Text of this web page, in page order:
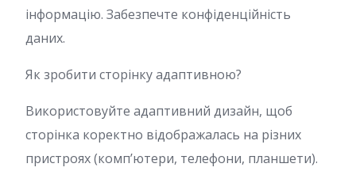
інформацію. Забезпечте конфіденційність
даних.
Як зробити сторінку адаптивною?
Використовуйте адаптивний дизайн, щоб
сторінка коректно відображалась на різних
пристроях (комп’ютери, телефони, планшети).